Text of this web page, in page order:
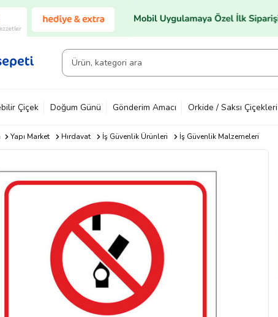
Çiçek Doğum Günü Gönderim Amacı Orkide / Saksı Çiçekleri
Yapı Market Hırdavat İş Güvenlik Ürünleri İş Güvenlik Malzemeleri